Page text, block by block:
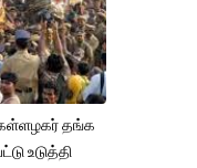
தங்க
உடுத்தி